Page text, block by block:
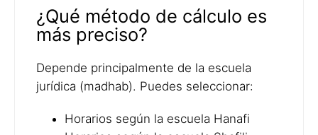
¿Qué método de cálculo es
más preciso?
Depende principalmente de la escuela
jurídica (madhab). Puedes seleccionar:
Horarios según la escuela Hanafi